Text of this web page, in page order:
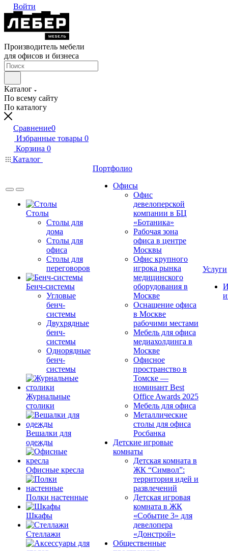
Войти
Производитель мебели
для офисов и бизнеса
Каталог
По всему сайту
По каталогу
Сравнение0
Избранные товары 0
Корзина 0
Каталог
Столы
Столы для
дома
Столы для
офиса
Столы для
переговоров
Бенч-системы
Угловые
бенч-
системы
Двухрядные
бенч-
системы
Однорядные
бенч-
системы
Журнальные
столики
Вешалки для
одежды
Офисные кресла
Полки настенные
Шкафы
Стеллажи
Портфолио
Офисы
Офис
девелоперской
компании в БЦ
«Ботаника»
Рабочая зона
офиса в центре
Москвы
Офис крупного
игрока рынка
медицинского
оборудования в
Москве
Оснащение офиса
в Москве
рабочими местами
Мебель для офиса
медиахолдинга в
Москве
Офисное
пространство в
Томске —
номинант Best
Office Awards 2025
Мебель для офиса
Металлические
столы для офиса
Росбанка
Детские игровые
комнаты
Детская комната в
ЖК “Символ”:
территория идей и
развлечений
Детская игровая
комната в ЖК
«Событие 3» для
девелопера
«Донстрой»
Общественные
Услуги